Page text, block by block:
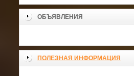
ОБЪЯВЛЕНИЯ
ПОЛЕЗНАЯ ИНФОРМАЦИЯ